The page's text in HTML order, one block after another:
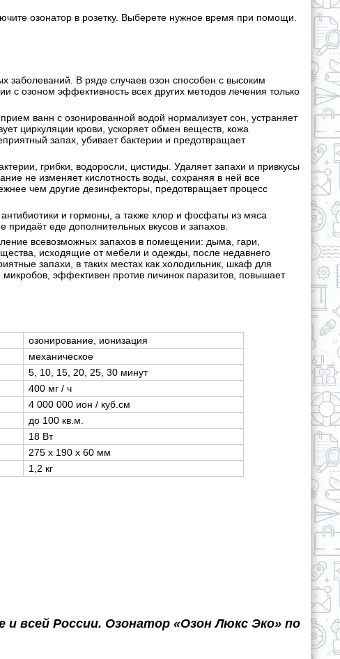
озонатор в розетку. Выберете нужное время при помощи.
заболеваний. В ряде случаев озон способен с высоким
с озоном эффективность всех других методов лечения только
ванн с озонированной водой нормализует сон, устраняет
циркуляции крови, ускоряет обмен веществ, кожа
запах, убивает бактерии и предотвращает
грибки, водоросли, цистиды. Удаляет запахи и привкусы
не изменяет кислотность воды, сохраняя в ней все
чем другие дезинфекторы, предотвращает процесс
и гормоны, а также хлор и фосфаты из мяса
еде дополнительных вкусов и запахов.
всевозможных запахов в помещении: дыма, гари,
исходящие от мебели и одежды, после недавнего
запахи, в таких местах как холодильник, шкаф для
эффективен против личинок паразитов, повышает
озонирование, ионизация
механическое
5, 10, 15, 20, 25, 30 минут
400 мг / ч
4 000 000 ион / куб.см
до 100 кв.м.
18 Вт
275 x 190 x 60 мм
1,2 кг
всей России. Озонатор «Озон Люкс Эко» по